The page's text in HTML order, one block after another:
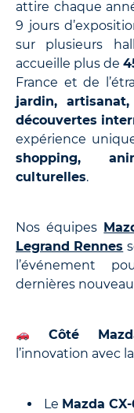
attire chaque
9 jours
sur plusieurs
accueille plus de
France et de
jardin,
découvertes
expérience
shopping,
culturelles.
Nos équipes
Legrand Rennes
l’événement
dernières
Côté
l’innovation avec
Le Mazda